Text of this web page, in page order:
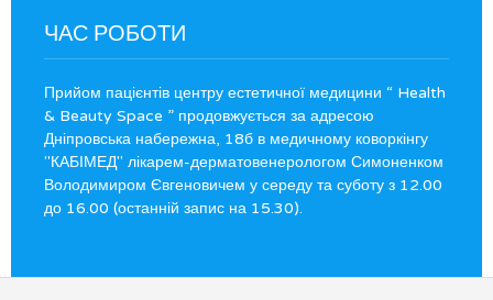
ЧАС РОБОТИ
Прийом пацієнтів центру естетичної медицини “ Health
& Beauty Space ” продовжується за адресою
Дніпровська набережна, 18б в медичному коворкінгу
"КАБІМЕД" лікарем-дерматовенерологом Симоненком
Володимиром Євгеновичем у середу та суботу з 12.00
до 16.00 (останній запис на 15.30).